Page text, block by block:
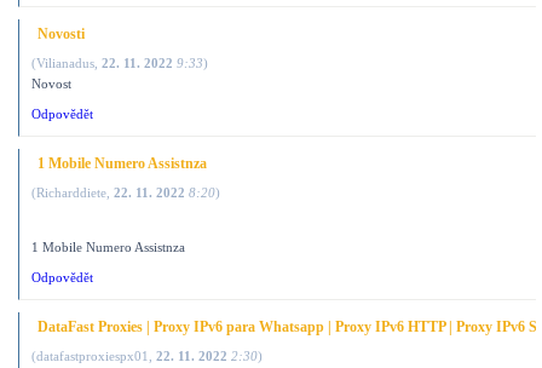
Novosti
(Vilianadus 22. 11. 2022 9:33)
Novost
Odpovědět
1 Mobile Numero Assistnza
(Richarddiete 22. 11. 2022 8:20)
1 Mobile Numero Assistnza
Odpovědět
DataFast Proxies | Proxy IPv6 para Whatsapp | Proxy IPv6 HTTP | Proxy IPv6
(datafastproxiespx01 22. 11. 2022 2:30)